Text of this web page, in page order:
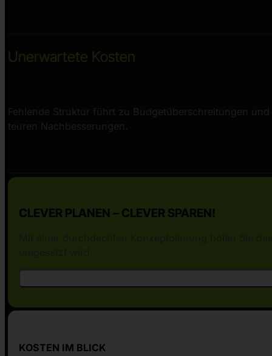
Unerwartete Kosten
Fehlende Struktur führt zu Budgetüberschreitungen und
teuren Nachbesserungen.
CLEVER PLANEN – CLEVER SPAREN!
KOSTEN IM BLICK